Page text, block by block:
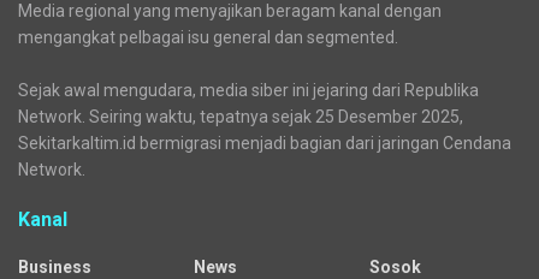
Media regional yang menyajikan beragam kanal dengan
mengangkat pelbagai isu general dan segmented.
Sejak awal mengudara, media siber ini jejaring dari Republika
Network. Seiring waktu, tepatnya sejak 25 Desember 2025,
Sekitarkaltim.id bermigrasi menjadi bagian dari jaringan Cendana
Network.
Kanal
Business
News
Sosok